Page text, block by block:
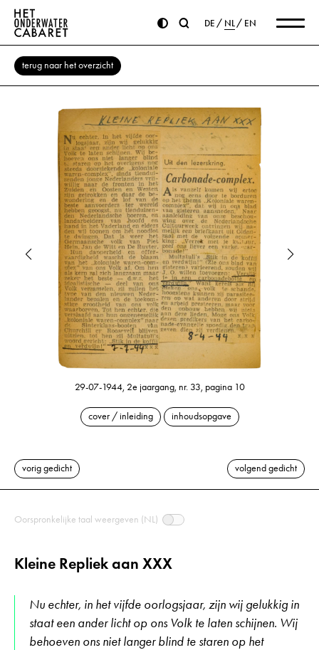
DE NL EN
terug naar het overzicht
29-07-1944, 2e jaargang, nr. 33, pagina 10
cover / inleiding inhoudsopgave
vorig gedicht volgend gedicht
Oorspronkelijke taal weergeven (NL)
Kleine Repliek aan XXX
Nu echter, in het vijfde oorlogsjaar, zijn wij gelukkig in
staat een ander licht op ons Volk te laten schijnen. Wij
behoeven ons niet langer blind te staren op het